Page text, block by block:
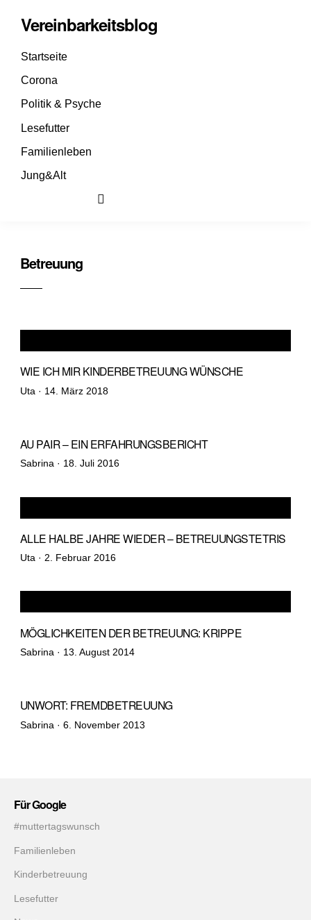
Vereinbarkeitsblog
Startseite
Corona
Politik & Psyche
Lesefutter
Familienleben
Jung&Alt
Betreuung
WIE ICH MIR KINDERBETREUUNG WÜNSCHE
Uta · Veröffentlicht
14. März 2018
AU PAIR – EIN ERFAHRUNGSBERICHT
Sabrina · Veröffentlicht
18. Juli 2016
ALLE HALBE JAHRE WIEDER – BETREUUNGSTETRIS
Uta · Veröffentlicht
2. Februar 2016
MÖGLICHKEITEN DER BETREUUNG: KRIPPE
Sabrina · Veröffentlicht
13. August 2014
UNWORT: FREMDBETREUUNG
Sabrina · Veröffentlicht
6. November 2013
Für Google
#muttertagswunsch
Familienleben
Kinderbetreuung
Lesefutter